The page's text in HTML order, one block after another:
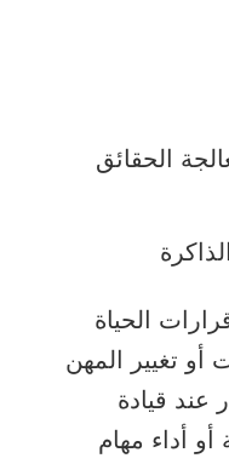
الحقائق
الحياة
أو تغيير المهن
عند قيادة
أداء مهام